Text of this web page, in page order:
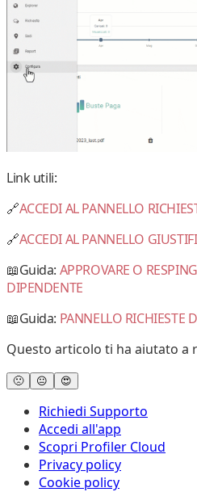
Link utili:
🔗ACCEDI AL PANNELLO
🔗ACCEDI AL PANNELLO
📖Guida: APPROVARE O
DIPENDENTE
📖Guida: PANNELLO RICHIESTE
Questo articolo ti ha aiutato a
🙁 😐 😍
Richiedi Supporto
Accedi all'app
Scopri Profiler Cloud
Privacy policy
Cookie policy